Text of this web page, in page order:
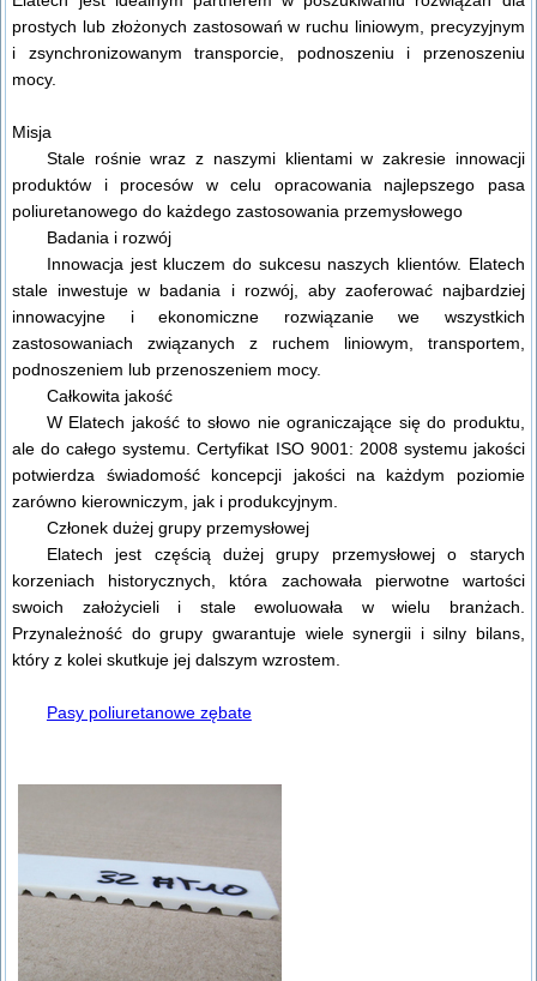
prostych lub złożonych zastosowań w ruchu liniowym, precyzyjnym
i zsynchronizowanym transporcie, podnoszeniu i przenoszeniu
mocy.
Misja
Stale rośnie wraz z naszymi klientami w zakresie innowacji
produktów i procesów w celu opracowania najlepszego pasa
poliuretanowego do każdego zastosowania przemysłowego
Badania i rozwój
Innowacja jest kluczem do sukcesu naszych klientów. Elatech
stale inwestuje w badania i rozwój, aby zaoferować najbardziej
innowacyjne i ekonomiczne rozwiązanie we wszystkich
zastosowaniach związanych z ruchem liniowym, transportem,
podnoszeniem lub przenoszeniem mocy.
Całkowita jakość
W Elatech jakość to słowo nie ograniczające się do produktu,
ale do całego systemu. Certyfikat ISO 9001: 2008 systemu jakości
potwierdza świadomość koncepcji jakości na każdym poziomie
zarówno kierowniczym, jak i produkcyjnym.
Członek dużej grupy przemysłowej
Elatech jest częścią dużej grupy przemysłowej o starych
korzeniach historycznych, która zachowała pierwotne wartości
swoich założycieli i stale ewoluowała w wielu branżach.
Przynależność do grupy gwarantuje wiele synergii i silny bilans,
który z kolei skutkuje jej dalszym wzrostem.
Pasy poliuretanowe zębate